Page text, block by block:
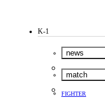
K-1
news
match
FIGHTER